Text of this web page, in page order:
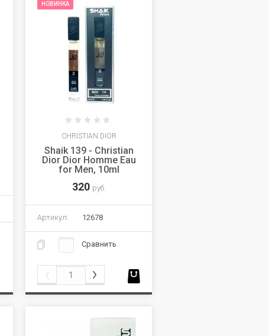
НОВИНКА
CHRISTIAN DIOR
Shaik 139 - Christian
Dior Dior Homme Eau
for Men, 10ml
320 руб.
Артикул: 12678
Сравнить